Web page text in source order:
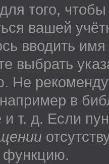
того,
вашей
вводить
выбрать
Не
в
и т. д. Если
функцию.